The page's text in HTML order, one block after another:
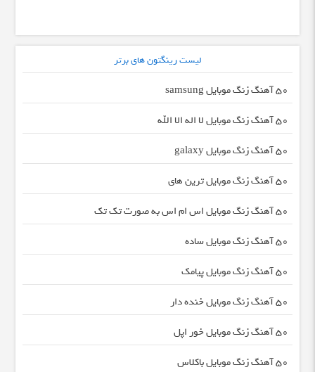
لیست رینگتون های برتر
50 آهنگ زنگ موبایل samsung
50 آهنگ زنگ موبایل لا اله الا الله
50 آهنگ زنگ موبایل galaxy
50 آهنگ زنگ موبایل ترین های
50 آهنگ زنگ موبایل اس ام اس به صورت تک تک
50 آهنگ زنگ موبایل ساده
50 آهنگ زنگ موبایل پیامک
50 آهنگ زنگ موبایل خنده دار
50 آهنگ زنگ موبایل خور اپل
50 آهنگ زنگ موبایل باکلاس